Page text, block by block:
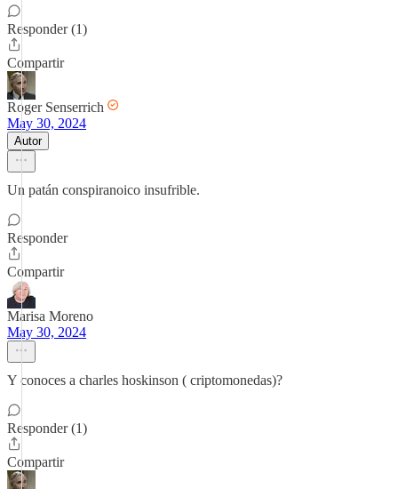
Responder (1)
Compartir
Roger Senserrich
May 30, 2024
Autor
Un patán conspiranoico insufrible.
Responder
Compartir
Marisa Moreno
May 30, 2024
Y conoces a charles hoskinson ( criptomonedas)?
Responder (1)
Compartir